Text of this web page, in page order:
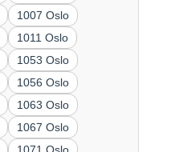
1007 Oslo
1011 Oslo
1053 Oslo
1056 Oslo
1063 Oslo
1067 Oslo
1071 Oslo